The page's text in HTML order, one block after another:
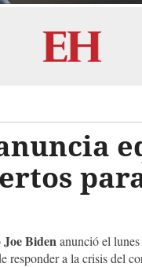
Joe Bidenanunció el
responder a la crisis del